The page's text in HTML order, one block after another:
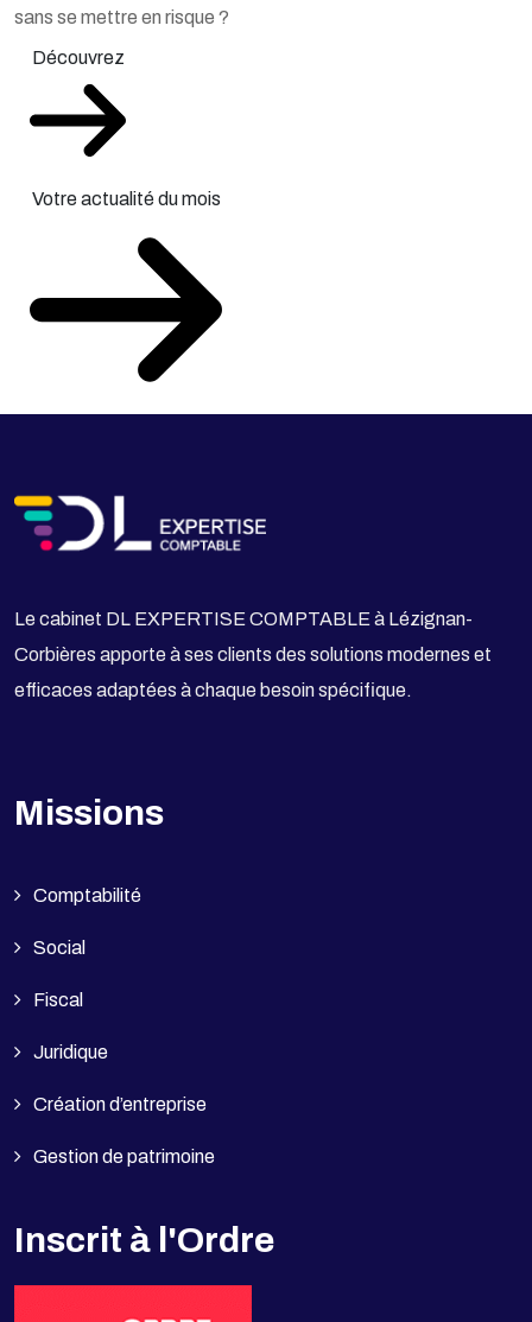
sans se mettre en risque ?
Découvrez
Votre actualité du mois
Le cabinet DL EXPERTISE COMPTABLE à Lézignan-
Corbières apporte à ses clients des solutions modernes et
efficaces adaptées à chaque besoin spécifique.
Missions
Comptabilité
Social
Fiscal
Juridique
Création d’entreprise
Gestion de patrimoine
Inscrit à l'Ordre